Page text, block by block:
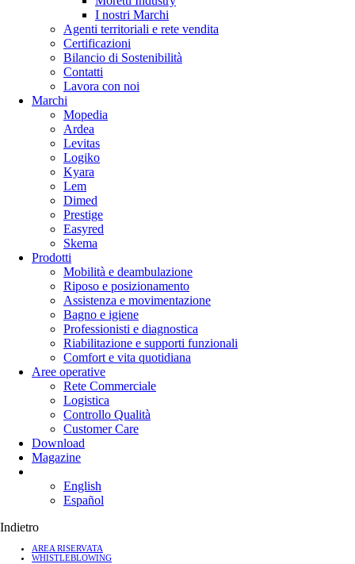
I nostri Marchi
Agenti territoriali e rete vendita
Certificazioni
Bilancio di Sostenibilità
Contatti
Lavora con noi
Marchi
Mopedia
Ardea
Levitas
Logiko
Kyara
Lem
Dimed
Prestige
Easyred
Skema
Prodotti
Mobilità e deambulazione
Riposo e posizionamento
Assistenza e movimentazione
Bagno e igiene
Professionisti e diagnostica
Riabilitazione e supporti funzionali
Comfort e vita quotidiana
Aree operative
Rete Commerciale
Logistica
Controllo Qualità
Customer Care
Download
Magazine
English
Español
Indietro
AREA RISERVATA
WHISTLEBLOWING